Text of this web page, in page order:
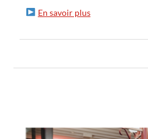
En savoir plus